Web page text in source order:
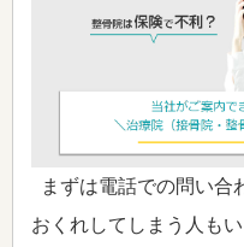
まずは電話での問い合
おくれしてしまう人も